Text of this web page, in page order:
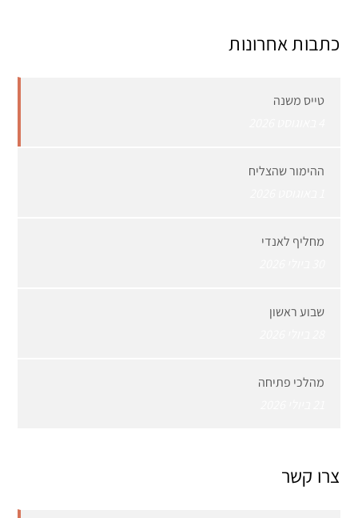
כתבות אחרונות
טייס משנה
ההימור שהצליח
מחליף לאנדי
שבוע ראשון
מהלכי פתיחה
צרו קשר